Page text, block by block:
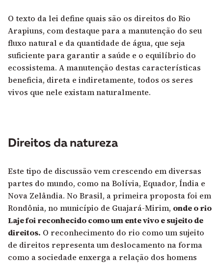
O texto da lei define quais são os direitos do Rio
Arapiuns, com destaque para a manutenção do seu
fluxo natural e da quantidade de água, que seja
suficiente para garantir a saúde e o equilíbrio do
ecossistema. A manutenção destas características
beneficia, direta e indiretamente, todos os seres
vivos que nele existam naturalmente.
Direitos da natureza
Este tipo de discussão vem crescendo em diversas
partes do mundo, como na Bolívia, Equador, Índia e
Nova Zelândia. No Brasil, a primeira proposta foi em
Rondônia, no município de Guajará-Mirim, onde o rio
Laje foi reconhecido como um ente vivoe sujeito de
direitos. O reconhecimento do rio como um sujeito
de direitos representa um deslocamento na forma
como a sociedade enxerga a relação dos homens